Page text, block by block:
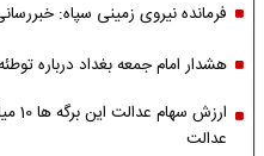
فرمانده نیروی زمینی سپاه:
هشدار امام جمعه بغداد درباره
عدالت